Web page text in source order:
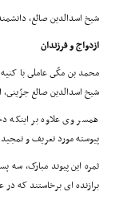
شیخ اسدالدین صائغ،
ازدواج و فرزندان
محمد بن مکّى عاملى با
شیخ اسدالدین صائغ جزّینى،
همسر وى علاوه بر اینکه
پیوسته مورد تعریف و
ثمره این پیوند مبارک، سه
برازنده اى برخاستند که در